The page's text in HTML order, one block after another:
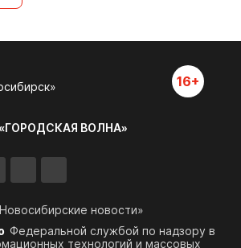
16+
ВОЛНА»
новости»
Федеральной службой по надзору в
технологий и массовых